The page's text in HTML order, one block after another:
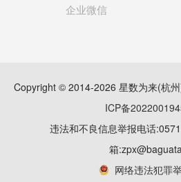
企业微信
Copyright © 2014-2026 星数为来(杭
ICP备
违法和不良信息举报电话
箱
网络违法犯罪